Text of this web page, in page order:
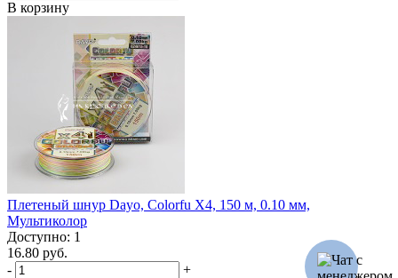
В корзину
Плетеный шнур Dayo, Colorfu X4, 150 м, 0.10 мм,
Мультиколор
Доступно: 1
16.80 руб.
-
+